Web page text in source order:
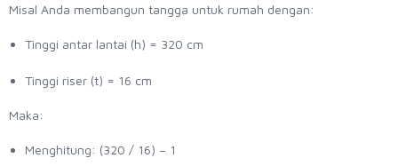
Misal Anda membangun tangga untuk rumah dengan:
Tinggi antar lantai (h) = 320 cm
Tinggi riser (t) = 16 cm
Maka:
Menghitung: (320 / 16) – 1